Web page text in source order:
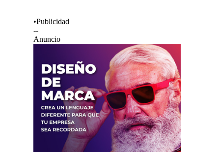
•Publicidad
--
Anuncio